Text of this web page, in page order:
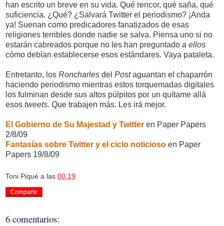
han escrito un breve en su vida. Qué rencor, qué saña, qué
suficiencia. ¿Qué? ¿Salvará Twitter el periodismo? ¡Anda
ya! Suenan como predicadores fanatizados de esas
religiones terribles donde nadie se salva. Piensa uno si no
estarán cabreados porque no les han preguntado a ellos
cómo debían establecerse esos estándares. Vaya pataleta.
Entretanto, los Roncharles del Postaguantan el chaparrón
haciendo periodismo mientras estos torquemadas digitales
los fulminan desde sus altos púlpitos por un quítame allá
esos tweets. Que trabajen más. Les irá mejor.
El Gobierno de Su Majestad y Twitter en Paper Papers
2/8/09
Fantasías sobre Twitter y el ciclo noticioso en Paper
Papers 19/8/09
Toni Piqué a las 00:19
Compartir
6 comentarios: